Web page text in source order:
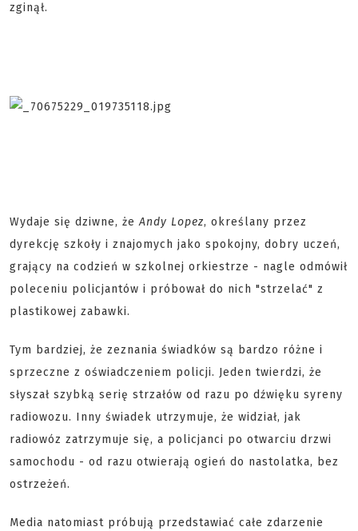
zginął.
Wydaje się dziwne, żeAndy Lopez, określany przez
dyrekcję szkoły i znajomych jako spokojny, dobry uczeń,
grający na codzień w szkolnej orkiestrze - nagle odmówił
poleceniu policjantów i próbował do nich "strzelać" z
plastikowej zabawki.
Tym bardziej, że zeznania świadków są bardzo różne i
sprzeczne z oświadczeniem policji. Jeden twierdzi, że
słyszał szybką serię strzałów od razu po dźwięku syreny
radiowozu. Inny świadek utrzymuje, że widział, jak
radiowóz zatrzymuje się, a policjanci po otwarciu drzwi
samochodu - od razu otwierają ogień do nastolatka, bez
ostrzeżeń.
Media natomiast próbują przedstawiać całe zdarzenie